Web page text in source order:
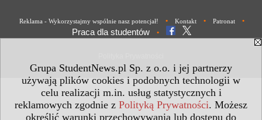
Grupa StudentNews.pl Sp. z o.o. i jej partnerzy
używają plików cookies i podobnych technologii w
celu realizacji m.in. usług statystycznych i
reklamowych zgodnie z Polityką Prywatności. Możesz
określić warunki przechowywania lub dostępu do
Reklama - Wykorzystajmy wspólnie nasz potencjał! • Kontakt • Patronat •
Praca dla studentów •